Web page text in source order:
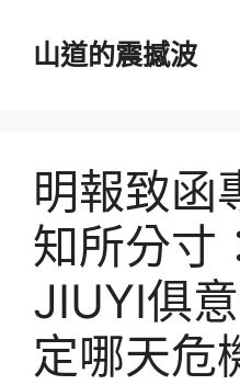
山道的震撼波
明報致函
知所分寸
JIUYI俱
定哪天危